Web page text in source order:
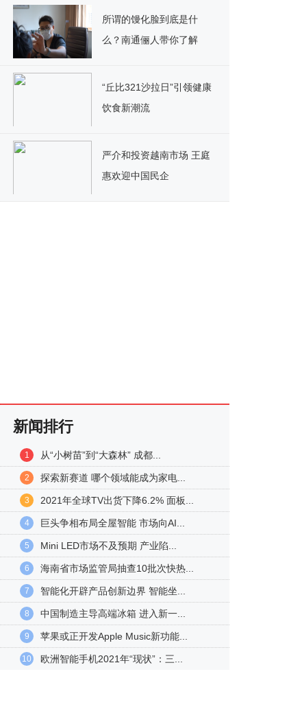
所谓的馒化脸到底是什
么？南通俪人带你了解
“丘比321沙拉日”引领健康
饮食新潮流
严介和投资越南市场 王庭
惠欢迎中国民企
新闻排行
1 从“小树苗”到“大森林” 成都...
2 探索新赛道 哪个领域能成为家电...
3 2021年全球TV出货下降6.2% 面板...
4 巨头争相布局全屋智能 市场向AI...
5 Mini LED市场不及预期 产业陷...
6 海南省市场监管局抽查10批次快热...
7 智能化开辟产品创新边界 智能坐...
8 中国制造主导高端冰箱 进入新一...
9 苹果或正开发Apple Music新功能...
10 欧洲智能手机2021年“现状”：三...